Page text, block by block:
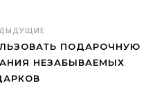
ПОДАРОЧНУЮ
НЕЗАБЫВАЕМЫХ